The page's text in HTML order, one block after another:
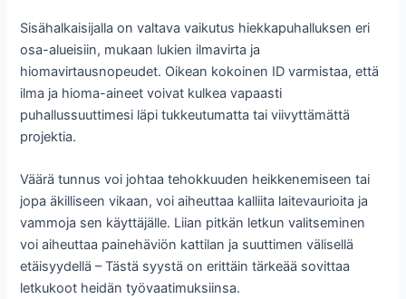
Sisähalkaisijalla on valtava vaikutus hiekkapuhalluksen eri
osa-alueisiin, mukaan lukien ilmavirta ja
hiomavirtausnopeudet. Oikean kokoinen ID varmistaa, että
ilma ja hioma-aineet voivat kulkea vapaasti
puhallussuuttimesi läpi tukkeutumatta tai viivyttämättä
projektia.
Väärä tunnus voi johtaa tehokkuuden heikkenemiseen tai
jopa äkilliseen vikaan, voi aiheuttaa kalliita laitevaurioita ja
vammoja sen käyttäjälle. Liian pitkän letkun valitseminen
voi aiheuttaa painehäviön kattilan ja suuttimen välisellä
etäisyydellä – Tästä syystä on erittäin tärkeää sovittaa
letkukoot heidän työvaatimuksiinsa.